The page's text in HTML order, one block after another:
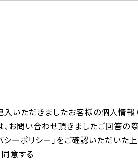
入いただきましたお客様の個人情報
、お問い合わせ頂きましたご回答の
シーポリシー」をご確認いただいた
同意する